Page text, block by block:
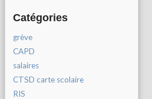
Catégories
grève
CAPD
salaires
CTSD carte scolaire
RIS